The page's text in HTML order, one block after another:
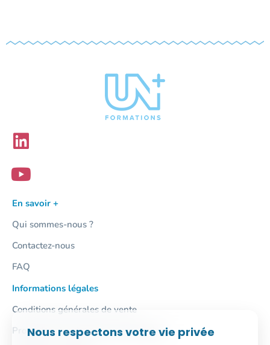
En savoir +
Qui sommes-nous ?
Contactez-nous
FAQ
Informations légales
Conditions générales de vente
Protection des données personnelles
Nous respectons votre vie privée